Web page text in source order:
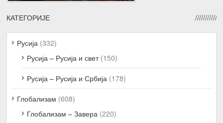
КАТЕГОРИЈЕ
Русија (332)
Русија – Русија и свет(150)
Русија – Русија и Србија (178)
Глобализам (608)
Глобализам – Завера (220)